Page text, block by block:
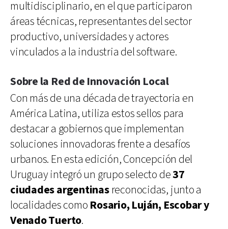
multidisciplinario, en el que participaron
áreas técnicas, representantes del sector
productivo, universidades y actores
vinculados a la industria del software.
Sobre la Red de Innovación Local
Con más de una década de trayectoria en
América Latina, utiliza estos sellos para
destacar a gobiernos que implementan
soluciones innovadoras frente a desafíos
urbanos. En esta edición, Concepción del
Uruguay integró un grupo selecto de37
ciudades argentinasreconocidas, junto a
localidades como Rosario, Luján, Escobar y
Venado Tuerto.